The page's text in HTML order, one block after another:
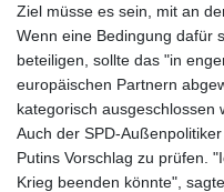
Ziel müsse es sein, mit an
Wenn eine Bedingung dafür
beteiligen, sollte das "in
europäischen Partnern
kategorisch ausgeschlossen
Auch der SPD-
Putins Vorschlag zu prüfen.
Krieg beenden könnte",